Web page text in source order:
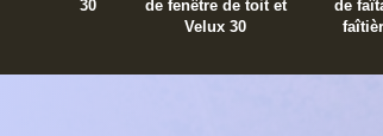
30
de fenêtre de toit et
Velux 30
de